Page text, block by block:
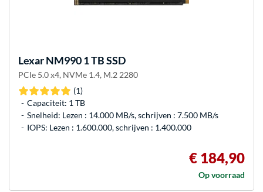
LexarNM990 1 TB SSD
PCIe 5.0 x4, NVMe 1.4, M.2 2280
(1)
Capaciteit: 1 TB
Snelheid: Lezen : 14.000 MB/s, schrijven : 7.500 MB/s
IOPS: Lezen : 1.600.000, schrijven : 1.400.000
€ 184,90
Op voorraad